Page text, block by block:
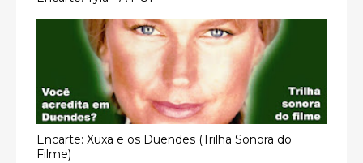
Encarte: Xuxa e os Duendes (Trilha Sonora do
Filme)